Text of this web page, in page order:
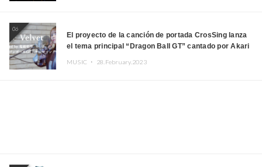
06
El proyecto de la canción de portada CrosSing lanza
el tema principal “Dragon Ball GT” cantado por Akari
MUSIC ・ 28.February.2023